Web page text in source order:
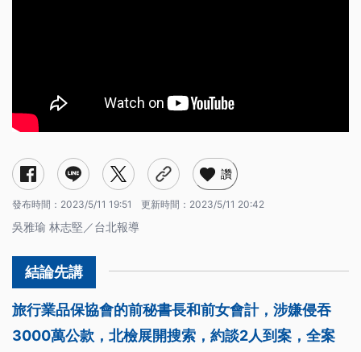
讚
發布時間： 2023/5/11 19:51 更新時間： 2023/5/11 20:42
吳雅瑜 林志堅／台北報導
旅行業品保協會的前秘書長和前女會計，涉嫌侵吞
3000萬公款，北檢展開搜索，約談2人到案，全案